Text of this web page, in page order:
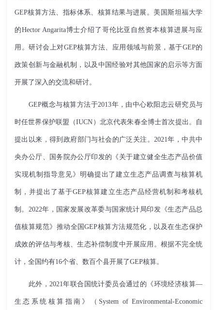
GEP核算方法、指标体系、核算结果与进展。美国斯坦福大学
的Hector Angarita博士介绍了哥伦比亚自然资本核算进展与应
用。研讨会上对GEP核算方法、应用领域与前景，基于GEP的
政策创新与金融机制，以及中国经验对其他国家的启示等方面
开展了深入的交流和研讨。
GEP概念与核算方法于2013年，由中心欧阳志云研究员与
时任世界保护联盟（IUCN ）北京代表朱春全博士首次提出。自
提出以来，得到政府部门与社会的广泛关注。 2021年，中共中
央办公厅、国务院办公厅印发的《关于建立健全生态产品价值
实现机制指导意见》明确提出了建立生态产品调查与核算机
制，并提出了基于GEP核算建立生态产品经营机制和考核机
制。 2022年，国家发展改革委与国家统计局印发《生态产品总
值核算规范》推动全国GEP核算方法规范化，以及在生态保护
成效的评估与考核、生态补偿制度中开展应用。根据不完全统
计，全国约有16个省、数百个县开展了GEP核算。
此外， 2021年联合国统计委员会通过的《环境经济核算—
生态系统核算指南》（ System of Environmental-Economic